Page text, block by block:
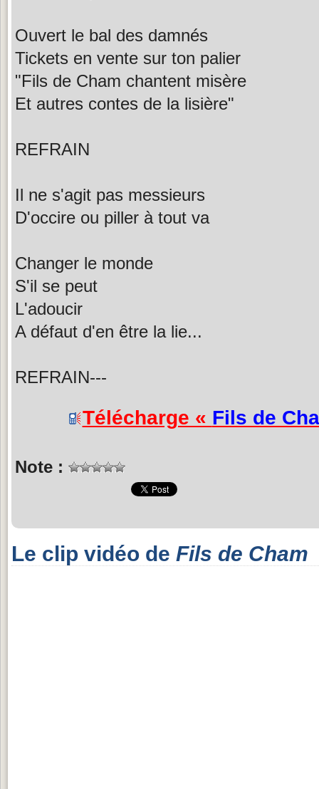
Ouvert le bal des damnés
Tickets en vente sur ton palier
"Fils de Cham chantent misère
Et autres contes de la lisière"
REFRAIN
Il ne s'agit pas messieurs
D'occire ou piller à tout va
Changer le monde
S'il se peut
L'adoucir
A défaut d'en être la lie...
REFRAIN---
Télécharge « Fils de
Note :
Le clip vidéo de Fils de Cham